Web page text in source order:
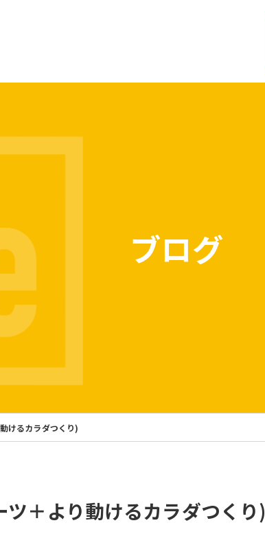
ブログ
けるカラダつくり)
ツ＋より動けるカラダつくり)